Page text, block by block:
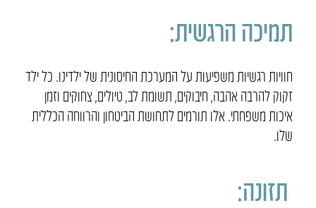
תמיכה הרגשית:
חוויות רגשיות משפיעות על המערכת החיסונית של ילדינו. כל ילד
זקוק להרבה אהבה, חיבוקים, תשומת לב, טיולים, צחוקים וזמן
איכות משפחתי. אלו תורמים לתחושת הביטחון והרווחה הכללית
שלו.
תזונה: